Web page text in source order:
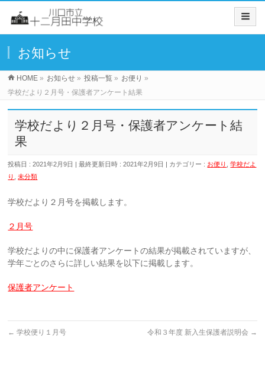
お知らせ
HOME » お知らせ » 投稿一覧 » お便り »
学校だより２月号・保護者アンケート結果
学校だより２月号・保護者アンケート結
果
投稿日 : 2021年2月9日 最終更新日時 : 2021年2月9日 カテゴリー : お便り ,学校だよ
り
,未分類
学校だより２月号を掲載します。
２月号
学校だよりの中に保護者アンケートの結果が掲載されていますが、
学年ごとのさらに詳しい結果を以下に掲載します。
保護者アンケート
← 学校便り１月号 令和３年度 新入生保護者説明会 →